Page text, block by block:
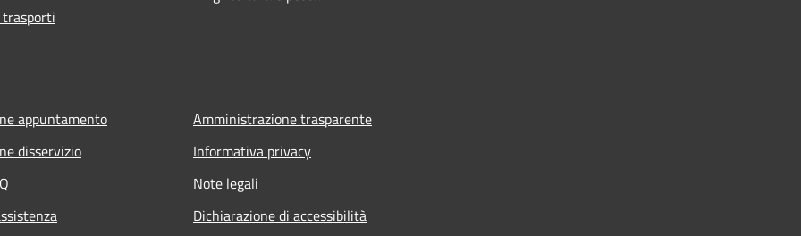
appuntamento
disservizio
Amministrazione trasparente
Informativa privacy
Note legali
Dichiarazione di accessibilità